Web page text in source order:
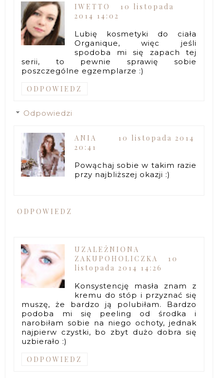
IWETTO
10 listopada
2014 14:02
Lubię kosmetyki do ciała
Organique, więc jeśli
spodoba mi się zapach tej
serii, to pewnie sprawię sobie
poszczególne egzemplarze :)
ODPOWIEDZ
Odpowiedzi
ANIA
10 listopada 2014
20:41
Powąchaj sobie w takim razie
przy najbliższej okazji :)
ODPOWIEDZ
UZALEŻNIONA
ZAKUPOHOLICZKA
10
listopada 2014 14:26
Konsystencję masła znam z
kremu do stóp i przyznać się
muszę, że bardzo ją polubiłam. Bardzo
podoba mi się peeling od środka i
narobiłam sobie na niego ochoty, jednak
najpierw czystki, bo zbyt dużo dobra się
uzbierało :)
ODPOWIEDZ